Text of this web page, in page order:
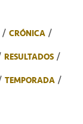
CRÓNICA
RESULTADOS
TEMPORADA